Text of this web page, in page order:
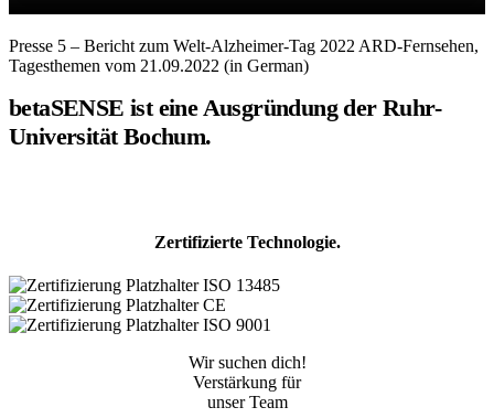
Presse 5 – Bericht zum Welt-Alzheimer-Tag 2022 ARD-Fernsehen,
Tagesthemen vom 21.09.2022 (in German)
betaSENSE ist eine Ausgründung der Ruhr-
Universität Bochum.
Zertifizierte Technologie.
Wir suchen dich!
Verstärkung für
unser Team